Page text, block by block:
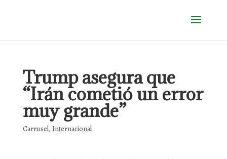
Trump asegura que
“Irán cometió un error
muy grande”
Carrusel, Internacional